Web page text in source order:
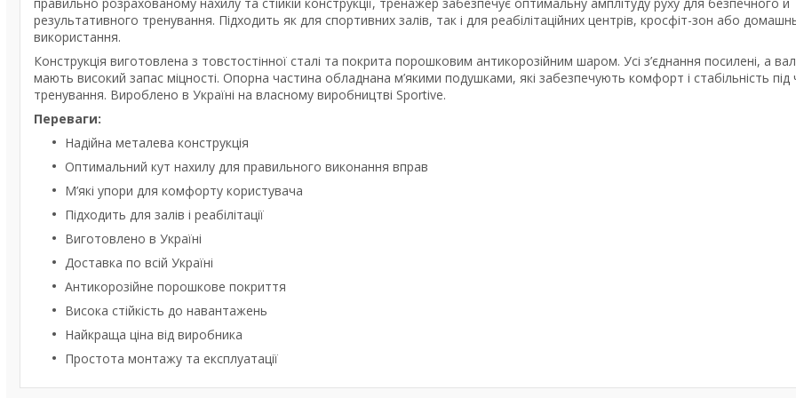
результативного тренування. Підходить як для спортивних залів, так і для реабілітаційних центрів, кросфіт-зон або
використання.
Конструкція виготовлена з товстостінної сталі та покрита порошковим антикорозійним шаром. Усі з’єднання посилені, а
мають високий запас міцності. Опорна частина обладнана м’якими подушками, які забезпечують комфорт і стабільність під
тренування. Вироблено в Україні на власному виробництві Sportive.
Переваги:
Надійна металева конструкція
Оптимальний кут нахилу для правильного виконання вправ
М’які упори для комфорту користувача
Підходить для залів і реабілітації
Виготовлено в Україні
Доставка по всій Україні
Антикорозійне порошкове покриття
Висока стійкість до навантажень
Найкраща ціна від виробника
Простота монтажу та експлуатації